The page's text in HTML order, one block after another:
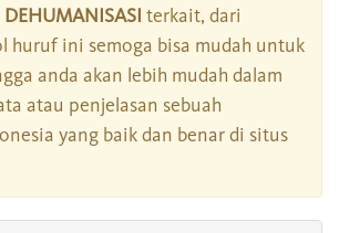
DEHUMANISASI terkait, dari
huruf ini semoga bisa mudah untuk
anda akan lebih mudah dalam
atau penjelasan sebuah
yang baik dan benar di situs